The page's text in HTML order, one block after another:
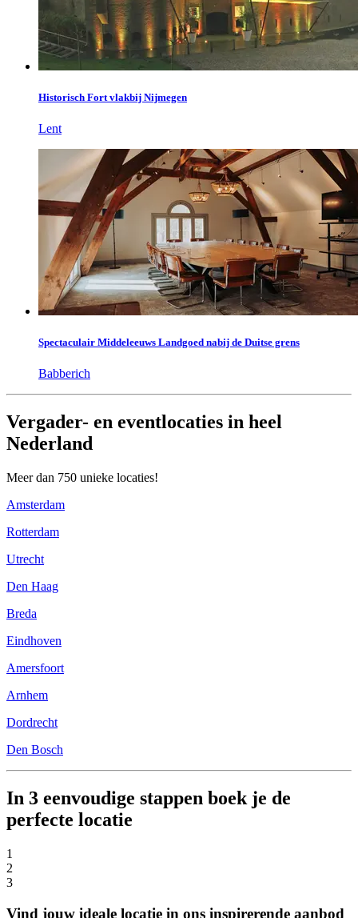
Historisch Fort vlakbij Nijmegen
Lent
Spectaculair Middeleeuws Landgoed nabij de Duitse grens
Babberich
Vergader- en eventlocaties in heel
Nederland
Meer dan 750 unieke locaties!
Amsterdam
Rotterdam
Utrecht
Den Haag
Breda
Eindhoven
Amersfoort
Arnhem
Dordrecht
Den Bosch
In 3 eenvoudige stappen boek je de
perfecte locatie
1
2
3
Vind jouw ideale locatie in ons inspirerende aanbod